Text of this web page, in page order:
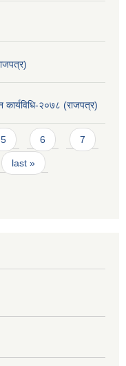
२०७८ (राजपत्र)
5 6 7
last »